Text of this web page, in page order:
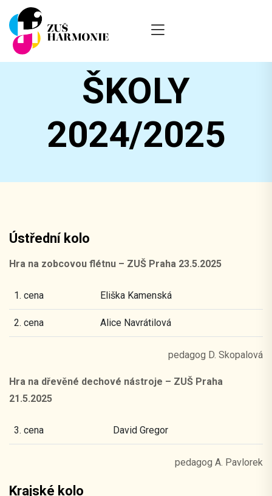
ÚSPĚCHY
ŠKOLY
2024/2025
Ústřední kolo
Hra na zobcovou flétnu – ZUŠ Praha 23.5.2025
1. cena Eliška Kamenská
2. cena Alice Navrátilová
pedagog D. Skopalová
Hra na dřevěné dechové nástroje – ZUŠ Praha
21.5.2025
3. cena David Gregor
pedagog A. Pavlorek
Krajské kolo